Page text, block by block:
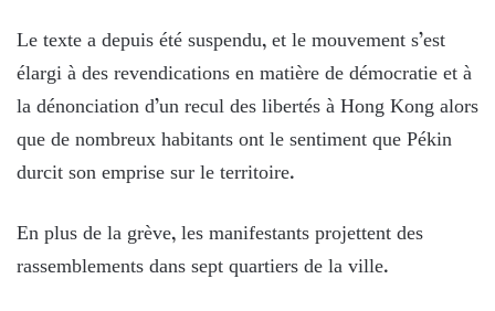
Le texte a depuis été suspendu, et le mouvement s’est
élargi à des revendications en matière de démocratie et à
la dénonciation d’un recul des libertés à Hong Kong alors
que de nombreux habitants ont le sentiment que Pékin
durcit son emprise sur le territoire.
En plus de la grève, les manifestants projettent des
rassemblements dans sept quartiers de la ville.